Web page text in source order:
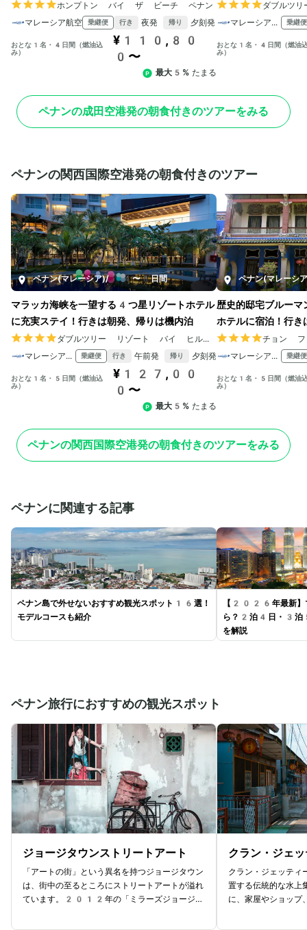
ホンプトン バイ ザ ビーチ ペナン
マレーシア航空
乗継便 行き 夜発 帰り 夕刻発
おとな1名・4日間（燃油込
み）
¥110,80
0〜
最大5% たまる
ダブルツ
マレーシア航空
乗継便
おとな1名・4日間（燃油
み）
ペナンの成田空港発の朝食付きのツアーをみる
ペナンの関西国際空港発の朝食付きのツアー
ペナン(マレーシア)/ 4〜8日間
マラッカ海峡を一望する4つ星リゾートホテル
に充実ステイ！行きは朝発、帰りは機内泊
ダブルツリー リゾート バイ ヒルトン ホテル ペナン
マレーシア航空
乗継便 行き 午前発 帰り 夕刻発
おとな1名・5日間（燃油込
み）
¥127,00
0〜
最大5% たまる
ペナン(マレーシ
歴史的邸宅ブルーマ
ホテルに宿泊！行き
チョン
マレーシア航空
乗継便
おとな1名・5日間（燃油
み）
ペナンの関西国際空港発の朝食付きのツアーをみる
ペナンに関連する記事
ペナン島で外せないおすすめ観光スポット16選！
モデルコースも紹介
【2026年最新】マ
ら？2泊4日・3泊5
を解説
ペナン旅行におすすめの観光スポット
ジョージタウンストリートアート
「アートの街」という異名を持つジョージタウン
は、街中の至るところにストリートアートが溢れ
ています。2012年の「ミラーズジョージタ
クラン・ジェ
クラン・ジェッティ
置する伝統的な水上
に、家屋やショップ